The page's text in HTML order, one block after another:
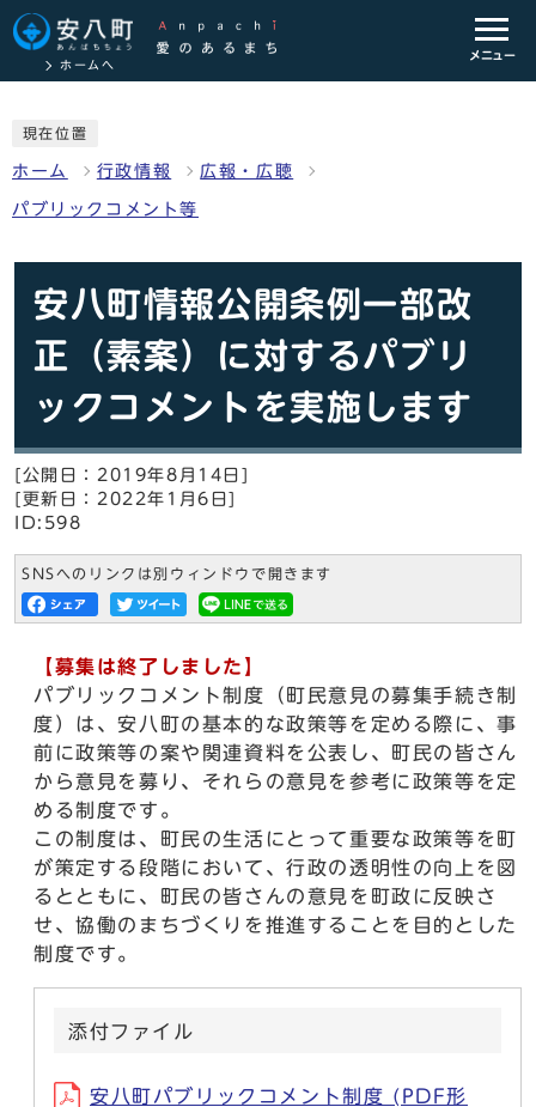
ホームへ
メニュー
現在位置
ホーム 行政情報 広報・広聴
パブリックコメント等
安八町情報公開条例一部改
正（素案）に対するパブリ
ックコメントを実施します
[公開日：2019年8月14日]
[更新日：2022年1月6日]
ID:598
SNSへのリンクは別ウィンドウで開きます
【募集は終了しました】
パブリックコメント制度（町民意見の募集手続き制
度）は、安八町の基本的な政策等を定める際に、事
前に政策等の案や関連資料を公表し、町民の皆さん
から意見を募り、それらの意見を参考に政策等を定
める制度です。
この制度は、町民の生活にとって重要な政策等を町
が策定する段階において、行政の透明性の向上を図
るとともに、町民の皆さんの意見を町政に反映さ
せ、協働のまちづくりを推進することを目的とした
制度です。
添付ファイル
安八町パブリックコメント制度 (PDF形